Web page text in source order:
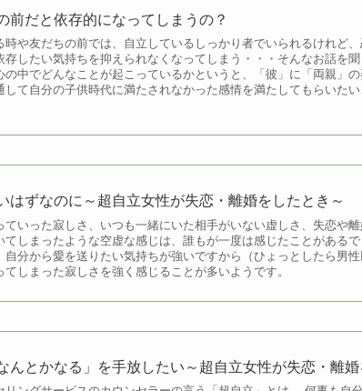
前だと依存的になってしまうの？
時や友だちの前では、自立しているしっかり者でいられるけれど
存したい気持ちを抑えられなくなってしまう・・・そんなお話を
の中でどんなことが起こっているかというと、「彼」に「両親」の
して自分の子供時代に満たされなかった感情を満たしてもらいた
はずなのに～超自立女性が失恋・離婚をしたとき～
ていった寂しさ、いつも一緒にいた相手がいない虚しさ、失恋や
てしまったような空虚な感じは、誰もが一度は感じたことがある
自分から愛を送りたい気持ちが強いですから（ひょっとしたら男
てしまった寂しさを強く感じることが多いようです。
んとかなる」を手放したい～超自立女性が失恋・離